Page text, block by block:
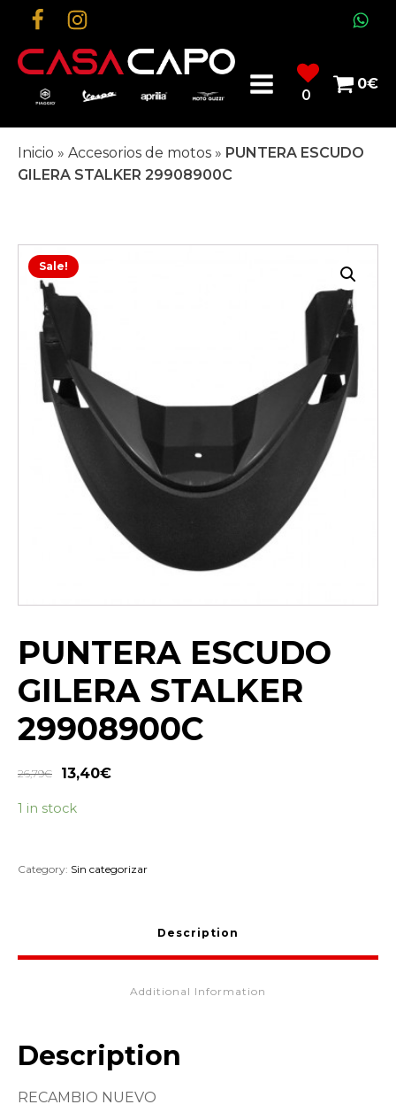
0
0€
Inicio » Accesorios de motos » PUNTERA ESCUDO
GILERA STALKER 29908900C
Sale!
PUNTERA ESCUDO
GILERA STALKER
29908900C
26,79€ 13,40€
1 in stock
Category: Sin categorizar
Description
Additional Information
Description
RECAMBIO NUEVO